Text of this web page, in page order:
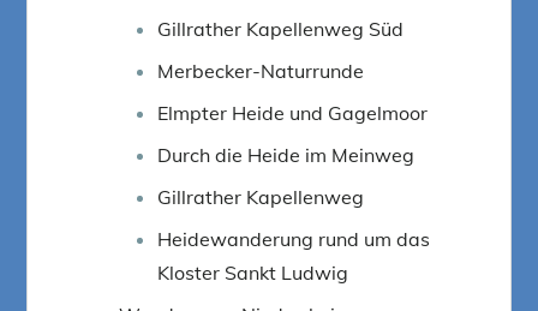
Gillrather Kapellenweg Süd
Merbecker-Naturrunde
Elmpter Heide und Gagelmoor
Durch die Heide im Meinweg
Gillrather Kapellenweg
Heidewanderung rund um das
Kloster Sankt Ludwig